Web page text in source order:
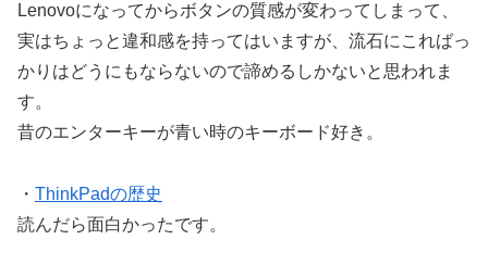
Lenovoになってからボタンの質感が変わってしまって、
実はちょっと違和感を持ってはいますが、流石にこればっ
かりはどうにもならないので諦めるしかないと思われま
す。
昔のエンターキーが青い時のキーボード好き。
・ ThinkPadの歴史
読んだら面白かったです。